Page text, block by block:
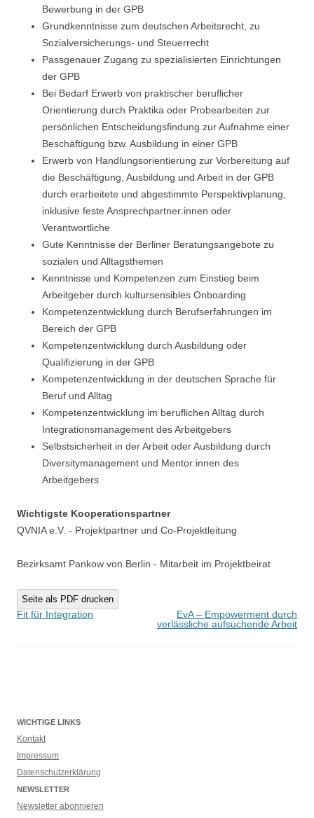
Bewerbung in der GPB
Grundkenntnisse zum deutschen Arbeitsrecht, zu
Sozialversicherungs- und Steuerrecht
Passgenauer Zugang zu spezialisierten Einrichtungen
der GPB
Bei Bedarf Erwerb von praktischer beruflicher
Orientierung durch Praktika oder Probearbeiten zur
persönlichen Entscheidungsfindung zur Aufnahme einer
Beschäftigung bzw. Ausbildung in einer GPB
Erwerb von Handlungsorientierung zur Vorbereitung auf
die Beschäftigung, Ausbildung und Arbeit in der GPB
durch erarbeitete und abgestimmte Perspektivplanung,
inklusive feste Ansprechpartner:innen oder
Verantwortliche
Gute Kenntnisse der Berliner Beratungsangebote zu
sozialen und Alltagsthemen
Kenntnisse und Kompetenzen zum Einstieg beim
Arbeitgeber durch kultursensibles Onboarding
Kompetenzentwicklung durch Berufserfahrungen im
Bereich der GPB
Kompetenzentwicklung durch Ausbildung oder
Qualifizierung in der GPB
Kompetenzentwicklung in der deutschen Sprache für
Beruf und Alltag
Kompetenzentwicklung im beruflichen Alltag durch
Integrationsmanagement des Arbeitgebers
Selbstsicherheit in der Arbeit oder Ausbildung durch
Diversitymanagement und Mentor:innen des
Arbeitgebers
Wichtigste Kooperationspartner
QVNIA e.V. - Projektpartner und Co-Projektleitung
Bezirksamt Pankow von Berlin - Mitarbeit im Projektbeirat
Seite als PDF drucken
Beitragsnavigation
Fit für Integration
EvA – Empowerment durch
verlässliche aufsuchende Arbeit
WICHTIGE LINKS
Kontakt
Impressum
Datenschutzerklärung
NEWSLETTER
Newsletter abonnieren